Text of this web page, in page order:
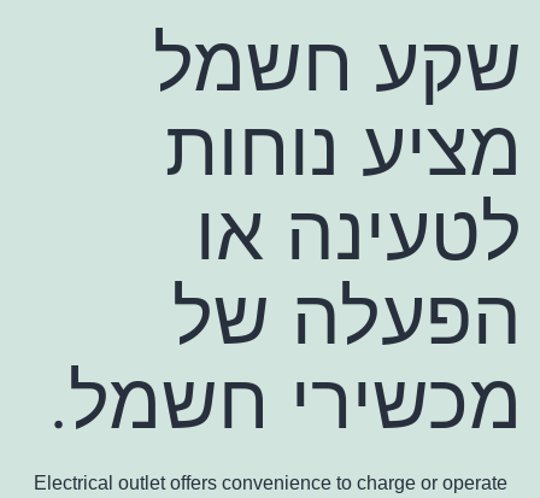
שקע חשמל
מציע נוחות
לטעינה או
הפעלה של
מכשירי חשמל.
Electrical outlet offers convenience to charge or operate